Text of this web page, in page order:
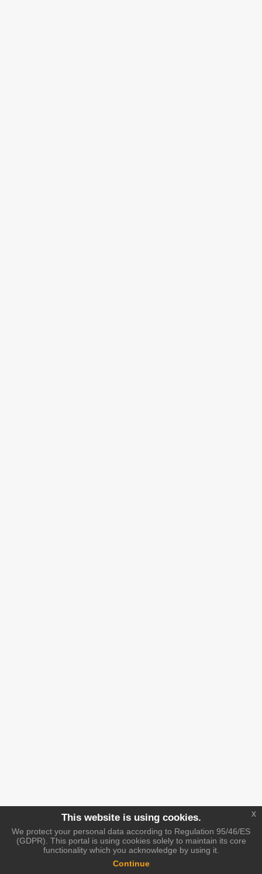
This website is using cookies.
We protect your personal data according to Regulation 95/46/ES
(GDPR). This portal is using cookies solely to maintain its core
functionality which you acknowledge by using it.
Continue
x